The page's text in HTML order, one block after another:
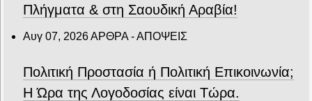
Πλήγματα & στη Σαουδική Αραβία!
Αυγ 07, 2026ΑΡΘΡΑ - ΑΠΟΨΕΙΣ
Πολιτική Προστασία ή Πολιτική Επικοινωνία;
Η Ώρα της Λογοδοσίας είναι Τώρα.